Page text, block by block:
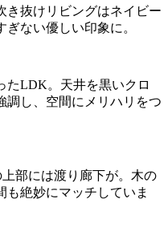
き抜けリビングはネイビー
ない優しい印象に。
たLDK。天井を黒いクロ
調し、空間にメリハリをつ
部には渡り廊下が。木の
絶妙にマッチしていま